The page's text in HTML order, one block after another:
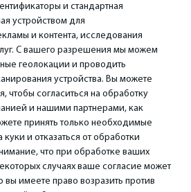
и стандартная
устройством для
и контента, исследования
С вашего разрешения мы можем
геолокации и проводить
устройства. Вы можете
чтобы согласиться на обработку
и нашими партнерами, как
принять только необходимые
и отказаться от обработки
что при обработке ваших
случаях ваше согласие может
вы имеете право возразить против
КОНТАКТЫ
Тел. +371 67296734
Моб. +371 27725222
WhatsApp +371 27725222
Краста 89, Рига, Латвия